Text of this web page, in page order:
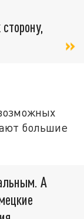
большие
А